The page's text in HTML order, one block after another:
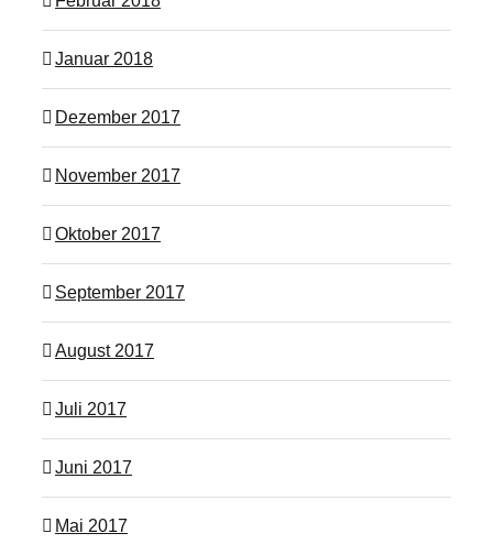
Januar 2018
Dezember 2017
November 2017
Oktober 2017
September 2017
August 2017
Juli 2017
Juni 2017
Mai 2017